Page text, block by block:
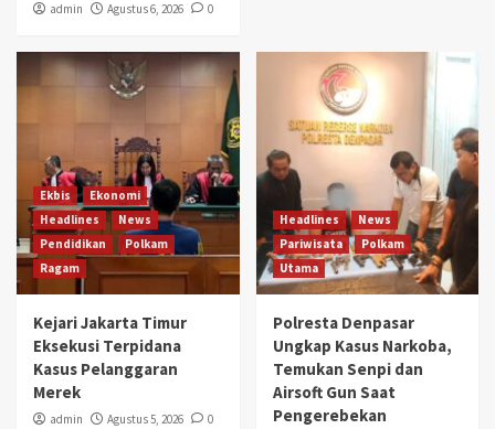
admin Agustus 6, 2026 0
Ekbis
Ekonomi
Headlines
News
Pendidikan
Polkam
Ragam
Kejari Jakarta Timur
Eksekusi Terpidana
Kasus Pelanggaran
Merek
admin Agustus 5, 2026 0
Headlines
News
Pariwisata
Polkam
Utama
Polresta Denpasar
Ungkap Kasus Narkoba,
Temukan Senpi dan
Airsoft Gun Saat
Pengerebekan